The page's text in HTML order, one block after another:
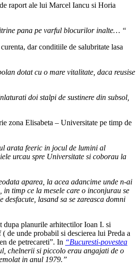
raport ale lui Marcel Iancu si Horia
pana pe varful blocurilor inalte… “
dar conditiile de salubritate lasa
dotat cu o mare vitalitate, daca reusise
doi stalpi de sustinere din subsol,
zona Elisabeta – Universitate pe timp de
arata feeric in jocul de lumini al
urcau spre Universitate si coborau la
aparea, la acea adancime unde n-ai
timp ce la mesele care o inconjurau se
lasand sa se zareasca domni
dupa planurile arhitectilor Ioan I. si
de unde probabil si descierea lui Preda a
de petrecareti”. In “Bucuresti-povestea
chelnerii si piccolo erau angajati de o
in anul 1979.”